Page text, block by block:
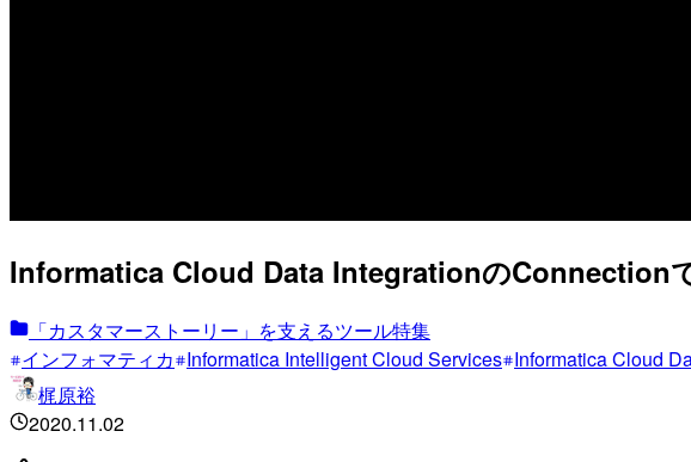
Informatica Cloud Data IntegrationのConnection
「カスタマーストーリー」を支えるツール特集
インフォマティカ Informatica Intelligent Cloud Services Informatica Cloud
梶原裕
2020.11.02